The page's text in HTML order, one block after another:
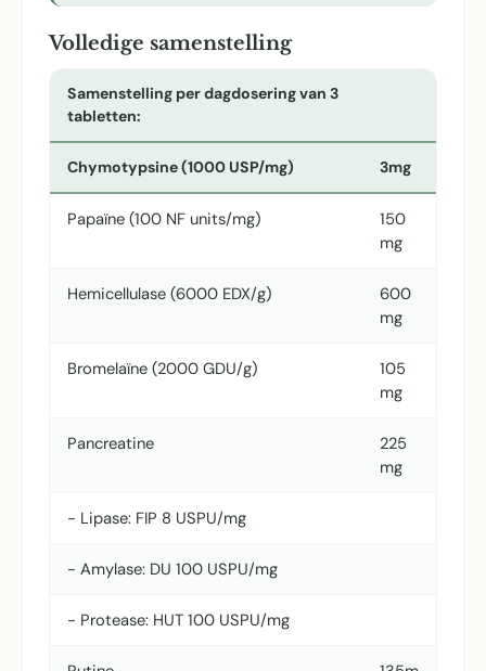
Volledige samenstelling
Samenstelling per dagdosering van 3
tabletten:
Chymotypsine (1000 USP/mg) 3mg
Papaïne (100 NF units/mg)
150
mg
Hemicellulase (6000 EDX/g)
600
mg
Bromelaïne (2000 GDU/g)
105
mg
Pancreatine
225
mg
- Lipase: FIP 8 USPU/mg
- Amylase: DU 100 USPU/mg
- Protease: HUT 100 USPU/mg